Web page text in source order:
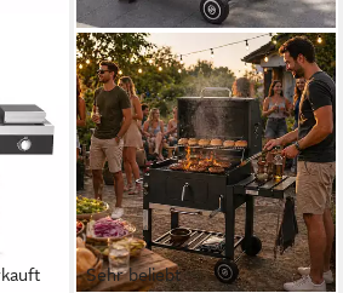
Sehr beliebt